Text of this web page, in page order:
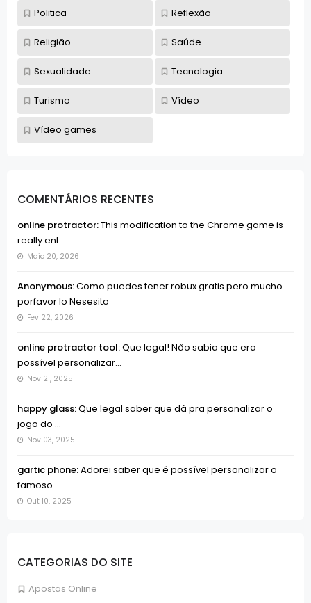
COMENTÁRIOS RECENTES
online protractor:This modification to the Chrome game is
really ent...
Maio 20, 2026
Anonymous:Como puedes tener robux gratis pero mucho
porfavor lo Nesesito
Fev 22, 2026
online protractor tool:Que legal! Não sabia que era
possível personalizar...
Nov 21, 2025
happy glass:Que legal saber que dá pra personalizar o
jogo do ...
Nov 03, 2025
gartic phone:Adorei saber que é possível personalizar o
famoso ...
Out 10, 2025
CATEGORIAS DO SITE
Apostas Online
Politica Reflexão
Religião Saúde
Sexualidade Tecnologia
Turismo Vídeo
Vídeo games